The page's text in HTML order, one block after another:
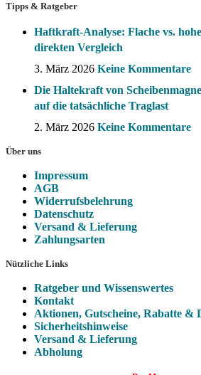
Tipps & Ratgeber
Haftkraft-Analyse: Flache vs.
direkten Vergleich
3. März 2026 Keine Kommentare
Die Haltekraft von
auf die tatsächliche Traglast
2. März 2026 Keine Kommentare
Über uns
Impressum
AGB
Widerrufsbelehrung
Datenschutz
Versand & Lieferung
Zahlungsarten
Nützliche Links
Ratgeber und Wissenswertes
Kontakt
Aktionen, Gutscheine, Rabatte &
Sicherheitshinweise
Versand & Lieferung
Abholung